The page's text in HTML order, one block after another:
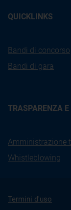
QUICKLINKS
Bandi di concorso
Bandi di gara
TRASPARENZA
Amministrazione
Whistleblowing
Termini d'uso